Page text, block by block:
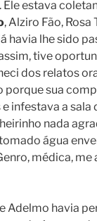
Ele estava
, Alziro Fão,
havia lhe sido
tive
dos relatos
porque sua
infestava a sala
nada
água
médica,
Adelmo havia